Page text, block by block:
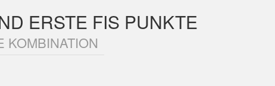
ERSTE FIS PUNKTE
KOMBINATION